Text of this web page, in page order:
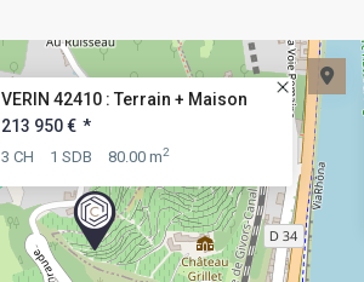
VERIN 42410 : Terrain + Maison
213 950 € *
3 CH 1 SDB 80.00 m2